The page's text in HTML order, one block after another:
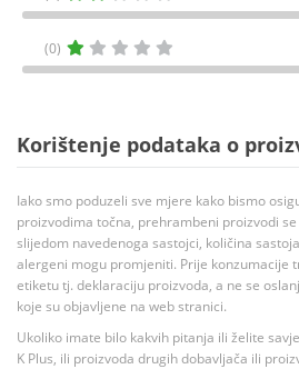
(0)
Korištenje podataka o
Iako smo poduzeli sve mjere kako bismo
proizvodima točna, prehrambeni proizvodi
slijedom navedenoga sastojci, količina
alergeni mogu promjeniti. Prije konzumacije
etiketu tj. deklaraciju proizvoda, a ne se
koje su objavljene na web stranici.
Ukoliko imate bilo kakvih pitanja ili želite
K Plus, ili proizvoda drugih dobavljača ili